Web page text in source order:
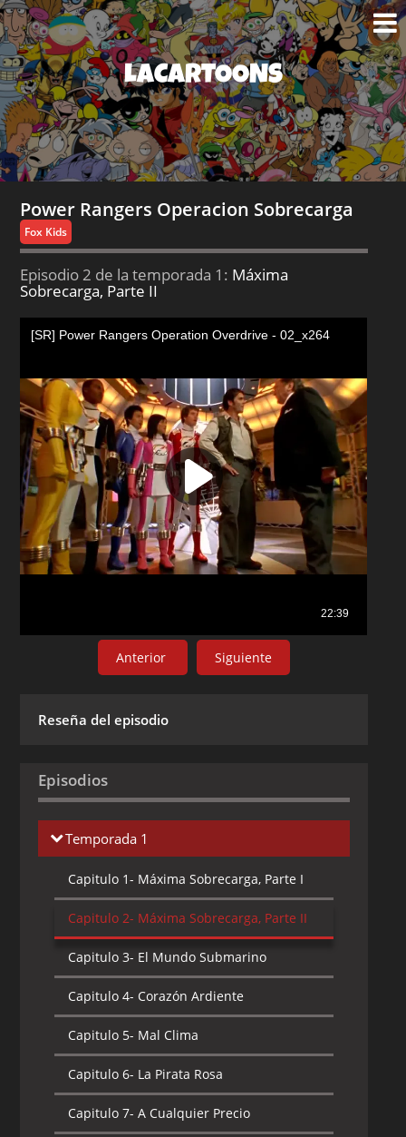
LACARTOONS
Power Rangers Operacion Sobrecarga
Fox Kids
Episodio 2 de la temporada 1: Máxima
Sobrecarga, Parte II
Anterior Siguiente
Reseña del episodio
Episodios
Temporada 1
Capitulo 1- Máxima Sobrecarga, Parte I
Capitulo 2- Máxima Sobrecarga, Parte II
Capitulo 3- El Mundo Submarino
Capitulo 4- Corazón Ardiente
Capitulo 5- Mal Clima
Capitulo 6- La Pirata Rosa
Capitulo 7- A Cualquier Precio